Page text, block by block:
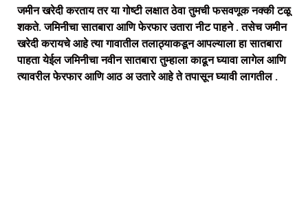
जमीन खरेदी करताय तर या गोष्टी लक्षात ठेवा तुमची फसवणूक नक्की टळू
शकते. जमिनीचा सातबारा आणि फेरफार उतारा नीट पाहने . तसेच जमीन
खरेदी करायचे आहे त्या गावातील तलाठ्याकडून आपल्याला हा सातबारा
पाहता येईल जमिनीचा नवीन सातबारा तुम्हाला काढून घ्यावा लागेल आणि
त्यावरील फेरफार आणि आठ अ उतारे आहे ते तपासून घ्यावी लागतील .